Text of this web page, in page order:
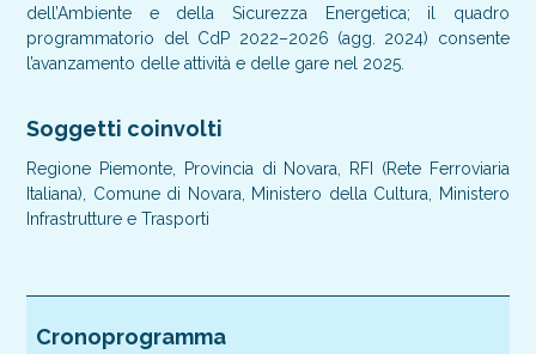
dell’Ambiente e della Sicurezza Energetica; il quadro
programmatorio del CdP 2022–2026 (agg. 2024) consente
l’avanzamento delle attività e delle gare nel 2025.
Soggetti coinvolti
Regione Piemonte, Provincia di Novara, RFI (Rete Ferroviaria
Italiana), Comune di Novara, Ministero della Cultura, Ministero
Infrastrutture e Trasporti
Cronoprogramma